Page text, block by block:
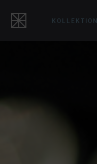
KOLLEKTION